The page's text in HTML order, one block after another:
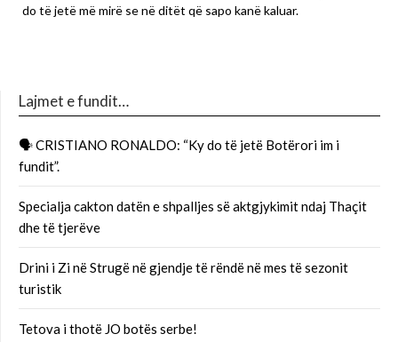
do të jetë më mirë se në ditët që sapo kanë kaluar.
Lajmet e fundit…
🗣 CRISTIANO RONALDO: “Ky do të jetë Botërori im i
fundit”.
Specialja cakton datën e shpalljes së aktgjykimit ndaj Thaçit
dhe të tjerëve
Drini i Zi në Strugë në gjendje të rëndë në mes të sezonit
turistik
Tetova i thotë JO botës serbe!